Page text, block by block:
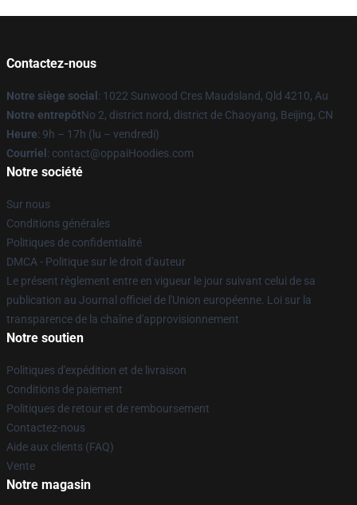
Contactez-nous
Notre siège social : 1022 Sunwood Cres Maudsland, Qld 4210, Au
Notre entrepôtNo 2, district nord, district de Chaoyang, Beijing, CN
Heure: 9h – 17h (lu – vendredi)
Courriel : contact@oppaiHoodies.com
Notre société
Sur nous
Conditions générales
Politiques de confidentialité
DMCA - Politique sur le droit d'auteur
Le présent règlement entre en vigueur le jour suivant celui de sa
publication au Journal officiel de l'Union européenne. Loi sur la
transparence de la chaîne d'approvisionnement
Notre soutien
Politiques d'expédition et de livraison
Conditions de paiement
Politiques de retour et de remboursement
Contactez-nous
Aide aux clients (FAQ)
Vente
Notre magasin